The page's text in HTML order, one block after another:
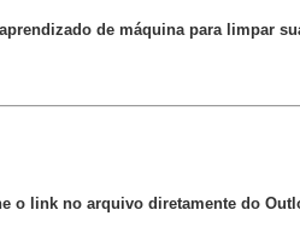
de máquina para limpar
o link no arquivo diretamente do